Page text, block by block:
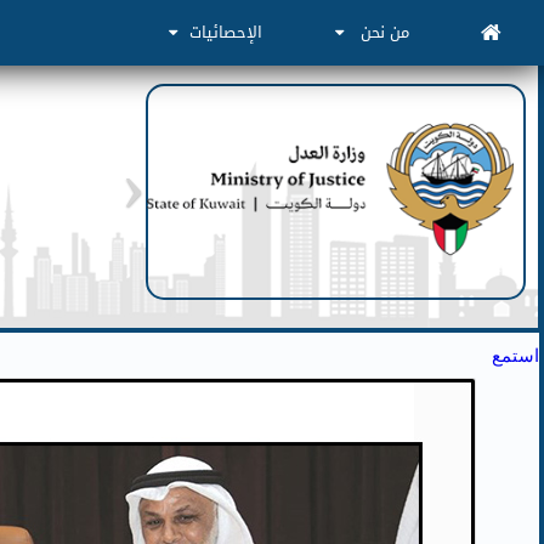
من نحن الإحصائيات
استمع